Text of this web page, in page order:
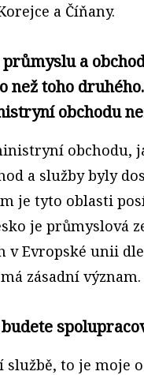
a Číňany.
a
než toho
obchodu
obchodu,
a služby byly
je tyto oblasti
je průmyslová
Evropské unii dle
zásadní význam.
službě, to je moje